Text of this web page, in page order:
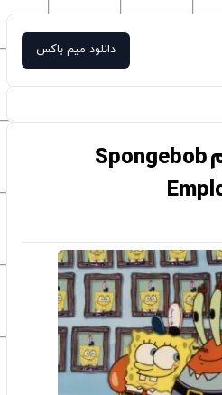
دانلود میم باکس
دانلود قالب میم خام Spongebob